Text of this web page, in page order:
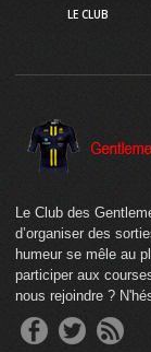
LE CLUB
Le Club des
d’organiser des
humeur se mêle au
participer aux
nous rejoindre ?